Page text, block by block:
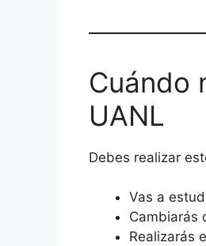
Cuándo
UANL
Debes realizar
Vas a
Cambiarás
Realizarás